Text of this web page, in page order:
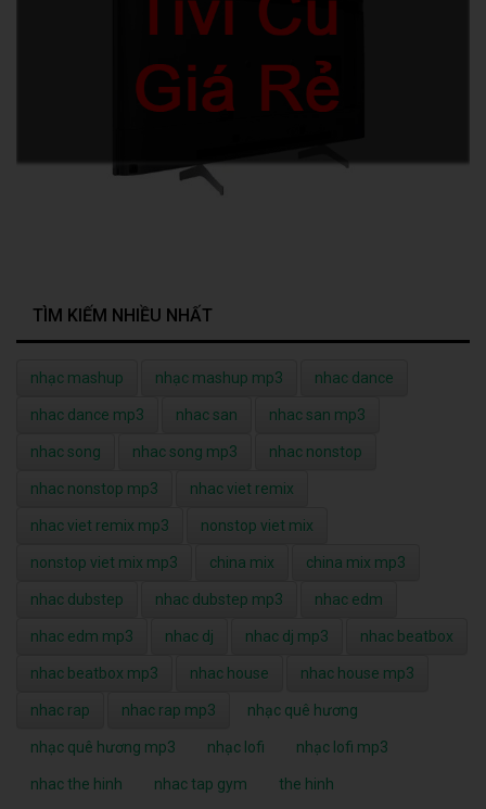
TÌM KIẾM NHIỀU NHẤT
nhạc mashup nhạc mashup mp3 nhac dance
nhac dance mp3 nhac san nhac san mp3
nhac song nhac song mp3 nhac nonstop
nhac nonstop mp3 nhac viet remix
nhac viet remix mp3 nonstop viet mix
nonstop viet mix mp3 china mix china mix mp3
nhac dubstep nhac dubstep mp3 nhac edm
nhac edm mp3 nhac dj nhac dj mp3 nhac beatbox
nhac beatbox mp3 nhac house nhac house mp3
nhac rap nhac rap mp3 nhạc quê hương
nhạc quê hương mp3 nhạc lofi nhạc lofi mp3
nhac the hinh nhac tap gym the hinh